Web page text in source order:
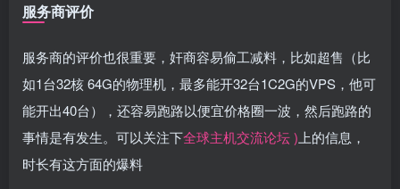
服务商评价
服务商的评价也很重要，奸商容易偷工减料，比如超售（比
如1台32核 64G的物理机，最多能开32台1C2G的VPS，他可
能开出40台），还容易跑路以便宜价格圈一波，然后跑路的
事情是有发生。可以关注下全球主机交流论坛 ) 上的信息，
时长有这方面的爆料